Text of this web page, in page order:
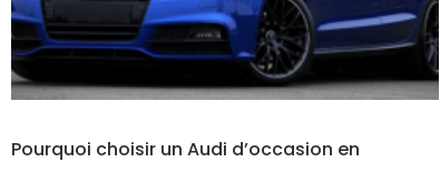
Pourquoi choisir un Audi d’occasion en